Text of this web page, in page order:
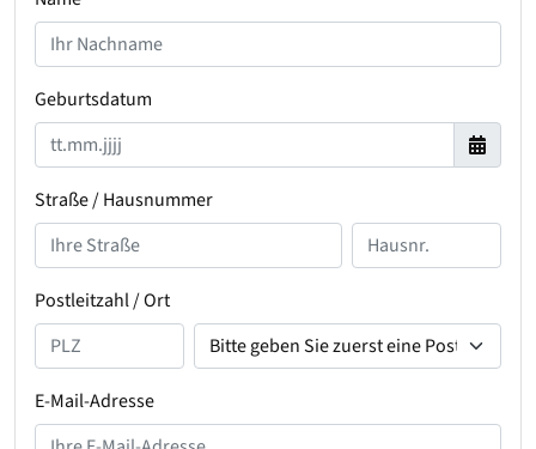
Geburtsdatum
Straße / Hausnummer
Postleitzahl / Ort
E-Mail-Adresse